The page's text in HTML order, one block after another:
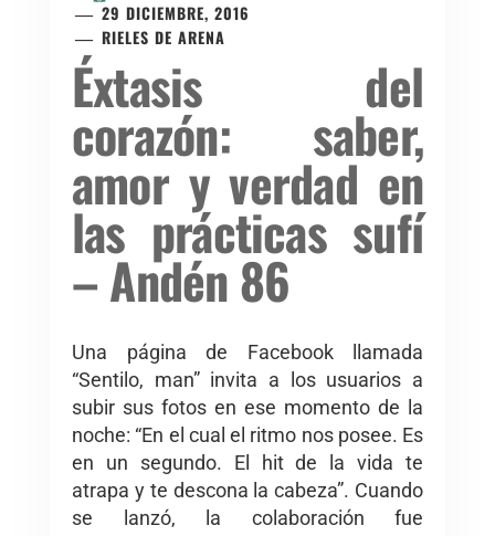
29 DICIEMBRE, 2016
RIELES DE ARENA
Éxtasis del
corazón: saber,
amor y verdad en
las prácticas sufí
– Andén 86
Una página de Facebook llamada
“Sentilo, man” invita a los usuarios a
subir sus fotos en ese momento de la
noche: “En el cual el ritmo nos posee. Es
en un segundo. El hit de la vida te
atrapa y te descona la cabeza”. Cuando
se lanzó, la colaboración fue